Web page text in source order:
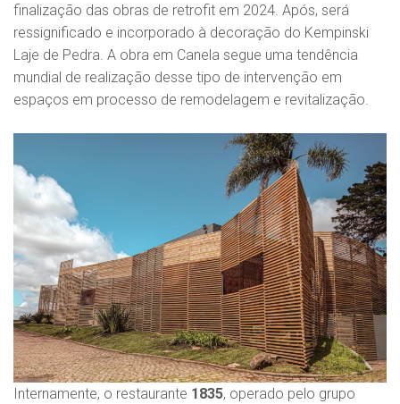
finalização das obras de retrofit em 2024. Após, será
ressignificado e incorporado à decoração do Kempinski
Laje de Pedra. A obra em Canela segue uma tendência
mundial de realização desse tipo de intervenção em
espaços em processo de remodelagem e revitalização.
Internamente, o restaurante 1835, operado pelo grupo